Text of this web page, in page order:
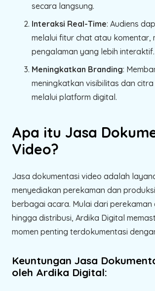
secara langsung.
Interaksi Real-Time: Audiens
melalui fitur chat atau komentar,
pengalaman yang lebih interaktif.
Meningkatkan Branding:
meningkatkan visibilitas dan citra
melalui platform digital.
Apa itu Jasa
Video?
Jasa dokumentasi video adalah
menyediakan perekaman dan
berbagai acara. Mulai dari perekaman
hingga distribusi, Ardika Digital
momen penting terdokumentasi
Keuntungan Jasa
oleh Ardika Digital: